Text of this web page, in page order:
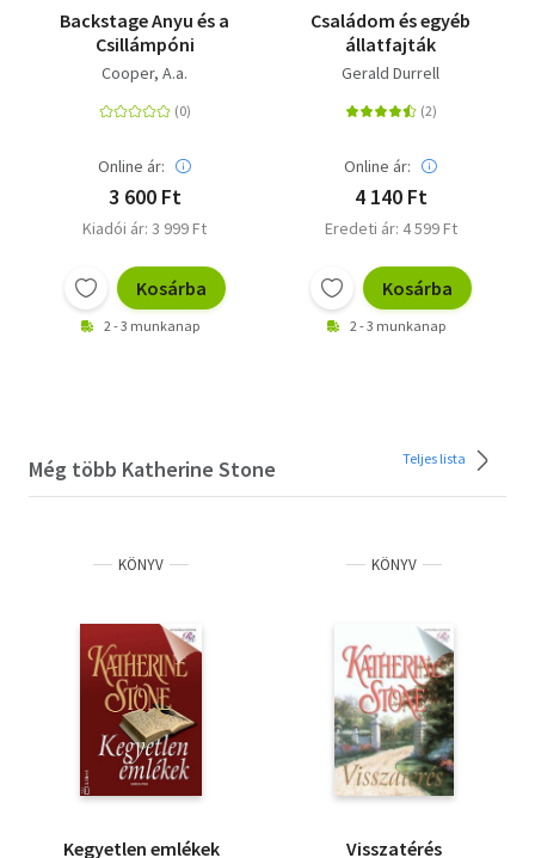
Backstage Anyu és a
Csillámpóni
Cooper, A.a.
Online ár:
3 600 Ft
Kiadói ár: 3 999 Ft
Kosárba
2 - 3 munkanap
Családom és egyéb
állatfajták
Gerald Durrell
Online ár:
4 140 Ft
Eredeti ár: 4 599 Ft
Kosárba
2 - 3 munkanap
Még több Katherine Stone Teljes lista
KÖNYV
Kegyetlen emlékek
KÖNYV
Visszatérés